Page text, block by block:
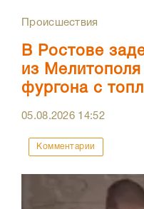
Происшествия
В Ростове
из
фургона с
05.08.2026 14:52
Комментарии